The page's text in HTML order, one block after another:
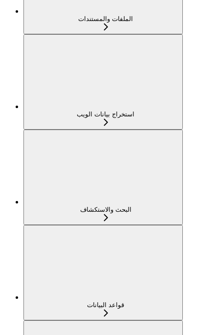
الملفات والمستندات
استخراج بيانات الويب
البحث والاستكشاف
قواعد البيانات